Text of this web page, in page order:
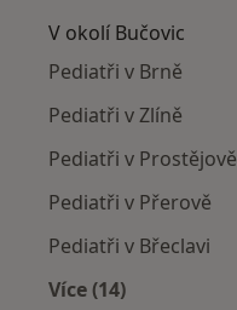
V okolí Bučovic
Pediatři v Brně
Pediatři v Zlíně
Pediatři v Prostějově
Pediatři v Přerově
Pediatři v Břeclavi
Více (14)